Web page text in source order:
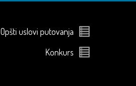
Opšti uslovi putovanja
Konkurs